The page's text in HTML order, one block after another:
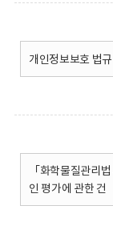
개인정보보호 법
「화학물질관리
인 평가에 관한 건